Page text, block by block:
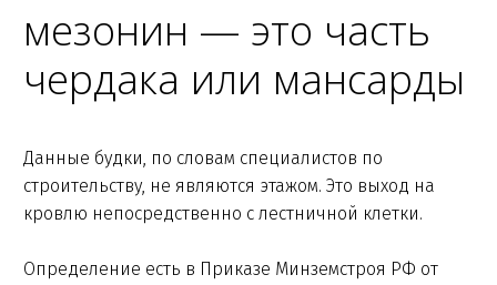
мезонин — это часть
чердака или мансарды
Данные будки, по словам специалистов по
строительству, не являются этажом. Это выход на
кровлю непосредственно с лестничной клетки.
Определение есть в Приказе Минземстроя РФ от